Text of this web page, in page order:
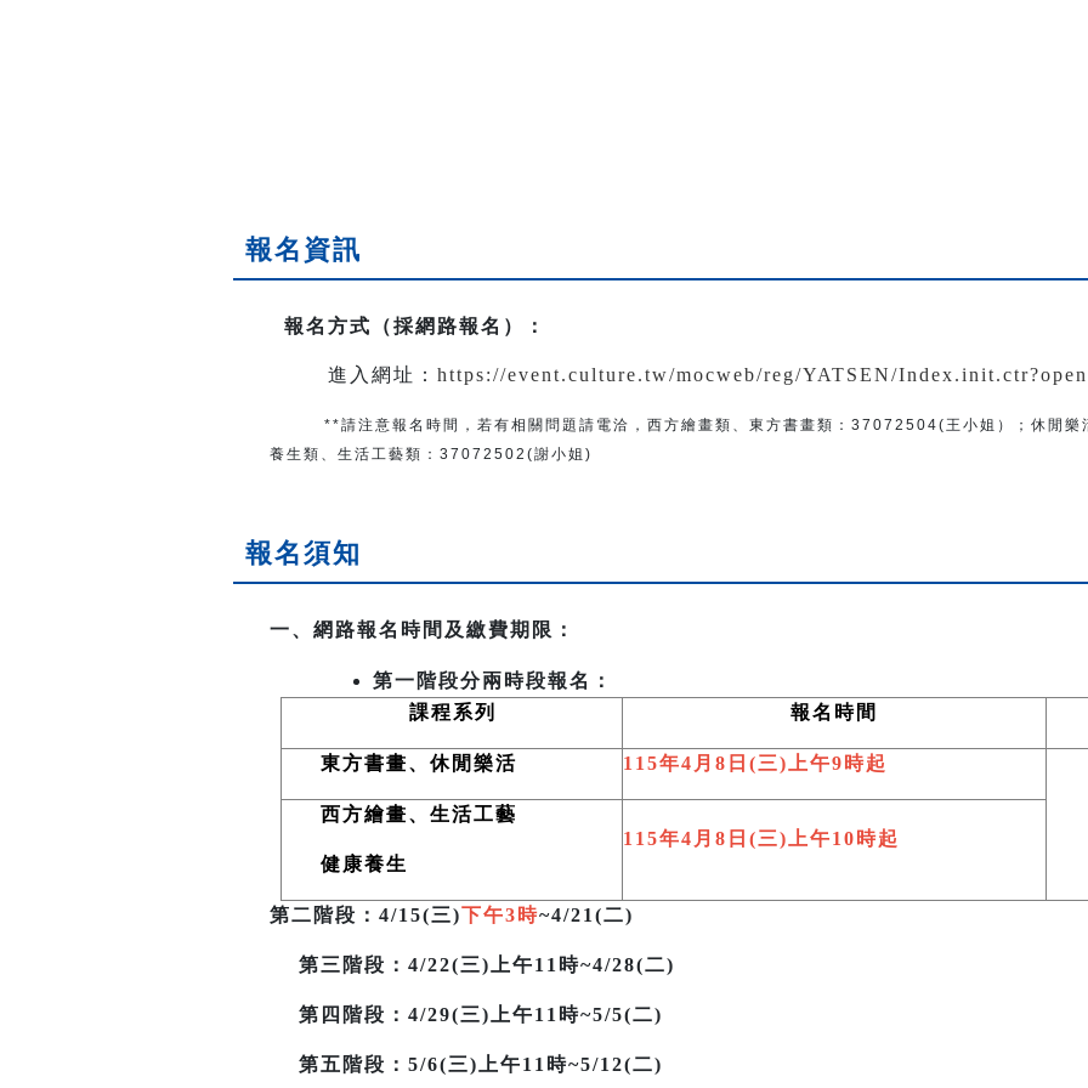
報名資訊
報名方式（採網路報名） ：
進入網址： https://event.culture.tw/mocweb/reg/YATSEN/
**請注意報名時間，若有相關問題 請電洽 ， 西方繪畫類、東方書畫類： 37072504(王小姐） ； 休閒樂
養生類、生活工藝類： 37072502(謝小姐)
報名須知
一、網路報名時間及繳費期限：
第一階段分兩時段報名：
課程系列
報名時間
東方書畫、休閒樂活 115年4月8日(三)上午9時起
西方繪畫、生活工藝
健康養生
115年4月8日(三)上午10時起
第二階段 ：4/15(三)下午3時~4/21(二)
第三階段 ：4/22(三)上午11時~4/28(二)
第四階段：4/29(三)上午11時~5/5(二)
第五階段：5/6(三)上午11時~5/12(二)